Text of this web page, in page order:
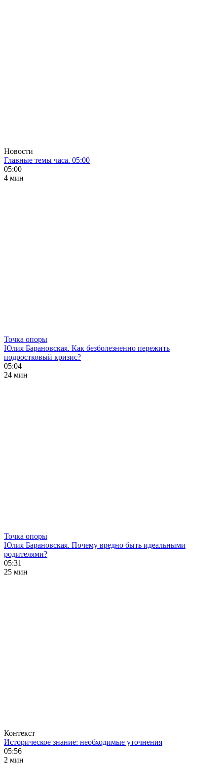
Новости
Главные темы часа. 05:00
05:00
4 мин
Точка опоры
Юлия Барановская. Как безболезненно пережить
подростковый кризис?
05:04
24 мин
Точка опоры
Юлия Барановская. Почему вредно быть идеальными
родителями?
05:31
25 мин
Контекст
Историческое знание: необходимые уточнения
05:56
2 мин